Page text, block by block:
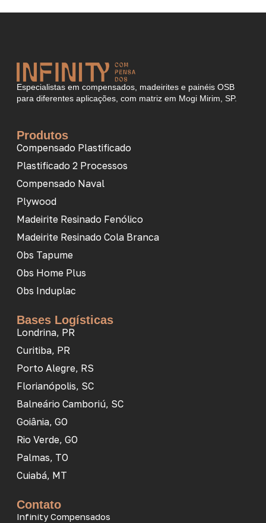
Especialistas em compensados, madeirites e painéis OSB
para diferentes aplicações, com matriz em Mogi Mirim, SP.
Produtos
Compensado Plastificado
Plastificado 2 Processos
Compensado Naval
Plywood
Madeirite Resinado Fenólico
Madeirite Resinado Cola Branca
Obs Tapume
Obs Home Plus
Obs Induplac
Bases Logísticas
Londrina, PR
Curitiba, PR
Porto Alegre, RS
Florianópolis, SC
Balneário Camboriú, SC
Goiânia, GO
Rio Verde, GO
Palmas, TO
Cuiabá, MT
Contato
Infinity Compensados